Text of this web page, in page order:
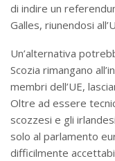
di indire un
Galles, riunendosi
Un’alternativa
Scozia rimangano
membri dell’UE,
Oltre ad essere
scozzesi e gli
solo al parlamento
difficilmente